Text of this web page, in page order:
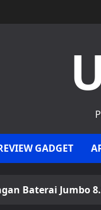
GADGET
8.000 mAh